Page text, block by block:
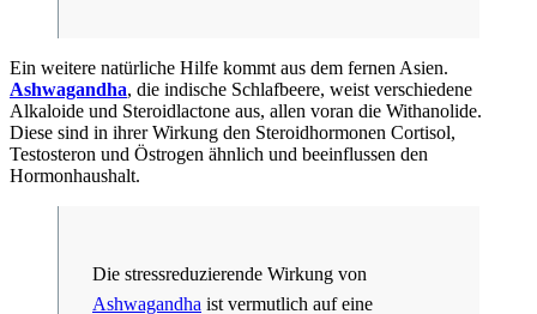
Ein weitere natürliche Hilfe kommt aus dem fernen Asien.
Ashwagandha, die indische Schlafbeere, weist verschiedene
Alkaloide und Steroidlactone aus, allen voran die Withanolide.
Diese sind in ihrer Wirkung den Steroidhormonen Cortisol,
Testosteron und Östrogen ähnlich und beeinflussen den
Hormonhaushalt.
Die stressreduzierende Wirkung von
Ashwagandha ist vermutlich auf eine